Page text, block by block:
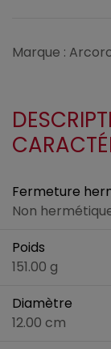
Marque :
Fermeture
Non
Poids
151.00 g
Diamètre
12.00 cm